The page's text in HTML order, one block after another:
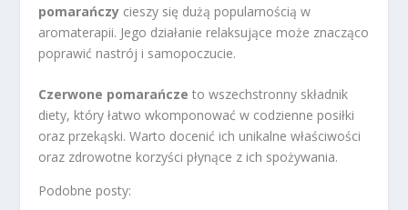
pomarańczy cieszy się dużą popularnością w
aromaterapii. Jego działanie relaksujące może znacząco
poprawić nastrój i samopoczucie.
Czerwone pomarańcze to wszechstronny składnik
diety, który łatwo wkomponować w codzienne posiłki
oraz przekąski. Warto docenić ich unikalne właściwości
oraz zdrowotne korzyści płynące z ich spożywania.
Podobne posty: